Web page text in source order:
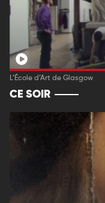
L’École d’Art de Glasgow
CE SOIR